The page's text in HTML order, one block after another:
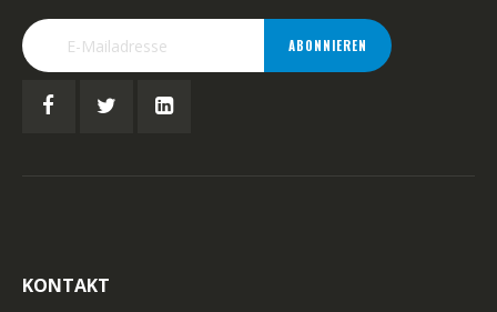
ABONNIEREN
KONTAKT